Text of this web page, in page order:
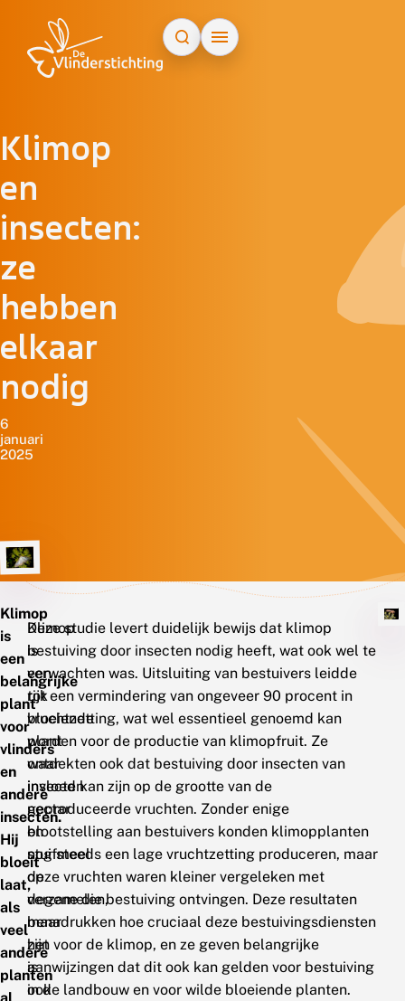
Klimop
en
insecten:
ze
hebben
elkaar
nodig
6
januari
2025
Klimop
is
een
belangrijke
plant
voor
vlinders
en
andere
insecten.
Hij
bloeit
laat,
als
veel
andere
planten
Klimop
is
een
rijk
bloeiende
plant
waar
insecten
nectar
en
stuifmeel
op
verzamelen,
maar
het
is
ook
Deze studie levert duidelijk bewijs dat klimop
bestuiving door insecten nodig heeft, wat ook wel te
verwachten was. Uitsluiting van bestuivers leidde
tot een vermindering van ongeveer 90 procent in
vruchtzetting, wat wel essentieel genoemd kan
worden voor de productie van klimopfruit. Ze
ontdekten ook dat bestuiving door insecten van
invloed kan zijn op de grootte van de
geproduceerde vruchten. Zonder enige
blootstelling aan bestuivers konden klimopplanten
nog steeds een lage vruchtzetting produceren, maar
deze vruchten waren kleiner vergeleken met
degene die bestuiving ontvingen. Deze resultaten
benadrukken hoe cruciaal deze bestuivingsdiensten
zijn voor de klimop, en ze geven belangrijke
aanwijzingen dat dit ook kan gelden voor bestuiving
in de landbouw en voor wilde bloeiende planten.